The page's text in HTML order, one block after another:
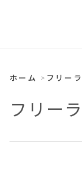
ホーム フリー
フリー